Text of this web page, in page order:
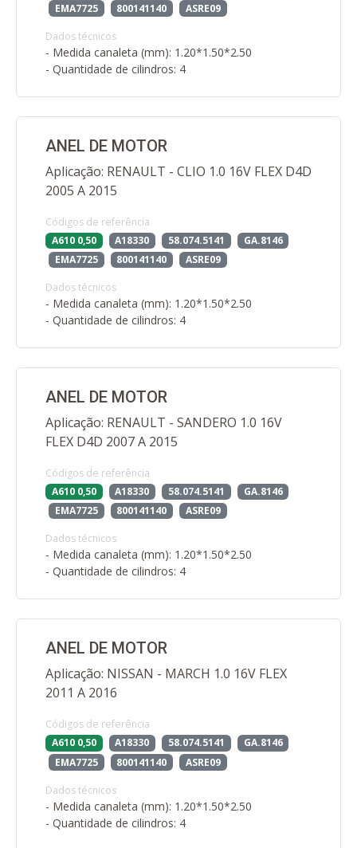
EMA7725
800141140 ASRE09
Dados técnicos
- Medida canaleta (mm): 1.20*1.50*2.50
- Quantidade de cilindros: 4
ANEL DE MOTOR
Aplicação: RENAULT - CLIO 1.0 16V FLEX D4D
2005 A 2015
Códigos de referência
A610 0,50
A18330 58.074.5141
GA.8146
EMA7725
800141140 ASRE09
Dados técnicos
- Medida canaleta (mm): 1.20*1.50*2.50
- Quantidade de cilindros: 4
ANEL DE MOTOR
Aplicação: RENAULT - SANDERO 1.0 16V
FLEX D4D 2007 A 2015
Códigos de referência
A610 0,50
A18330 58.074.5141
GA.8146
EMA7725
800141140 ASRE09
Dados técnicos
- Medida canaleta (mm): 1.20*1.50*2.50
- Quantidade de cilindros: 4
ANEL DE MOTOR
Aplicação: NISSAN - MARCH 1.0 16V FLEX
2011 A 2016
Códigos de referência
A610 0,50
A18330 58.074.5141
GA.8146
EMA7725
800141140 ASRE09
Dados técnicos
- Medida canaleta (mm): 1.20*1.50*2.50
- Quantidade de cilindros: 4